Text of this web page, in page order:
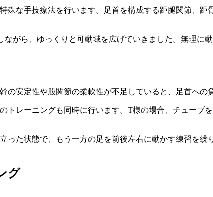
殊な手技療法を行います。足首を構成する距腿関節、
がら、ゆっくりと可動域を広げていきました。無理に
の安定性や股関節の柔軟性が不足していると、足首への
トレーニングも同時に行います。T様の場合、チューブ
った状態で、もう一方の足を前後左右に動かす練習を
グ